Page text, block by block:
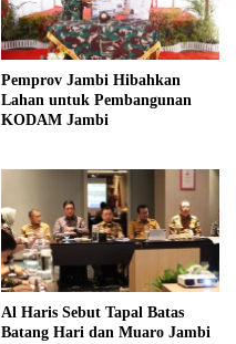
Pemprov Jambi Hibahkan
Lahan untuk Pembangunan
KODAM Jambi
Al Haris Sebut Tapal Batas
Batang Hari dan Muaro Jambi